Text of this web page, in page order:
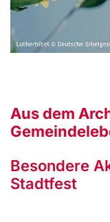
Aus dem
Besondere
Stadtfest